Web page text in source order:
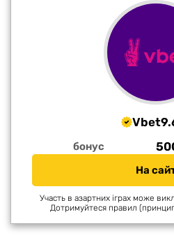
Vbet
бонус
На
Участь в азартних іграх може
Дотримуйтеся правил